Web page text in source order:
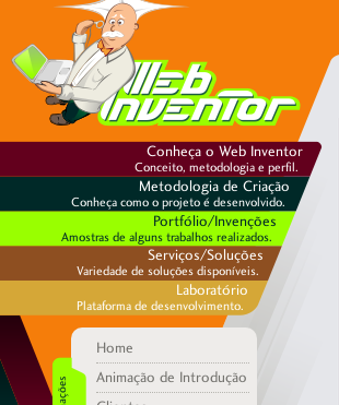
Conheça o Web Inventor
Conceito, metodologia e perfil.
Metodologia de Criação
Conheça como o projeto é desenvolvido.
Portfólio/Invenções
Amostras de alguns trabalhos realizados.
Serviços/Soluções
Variedade de soluções disponíveis.
Laboratório
Plataforma de desenvolvimento.
Home
Animação de Introdução